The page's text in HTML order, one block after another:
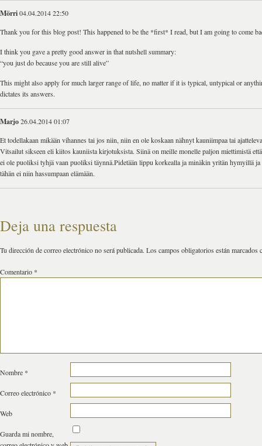
Mörri04.04.2014 22:50
Thank you for this blog post! This happened to be the *first* I read, but I am going to come
I think you gave a pretty good answer in that nutshell summary:
“you just do because you are still alive”
This might also apply for much larger range of life, no matter if it is typical, untypical or
dictates its answers.
Marjo26.04.2014 01:07
Et todellakaan mikään vihannes tai jos niin, niin en ole koskaan nähnyt kauniimpaa tai
Vitsailut sikseen eli kiitos kauniista kirjotuksista. Siinä on meille monelle paljon miettimistä
ei ole puoliksi tyhjä vaan puoliksi täynnä.Pidetään lippu korkealla ja minäkin yritän hymyillä
tähän ei niin hassumpaan elämään.
Deja una respuesta
Tu dirección de correo electrónico no será publicada. Los campos obligatorios están marcados
Comentario *
Nombre *
Correo electrónico *
Web
Guarda mi nombre,